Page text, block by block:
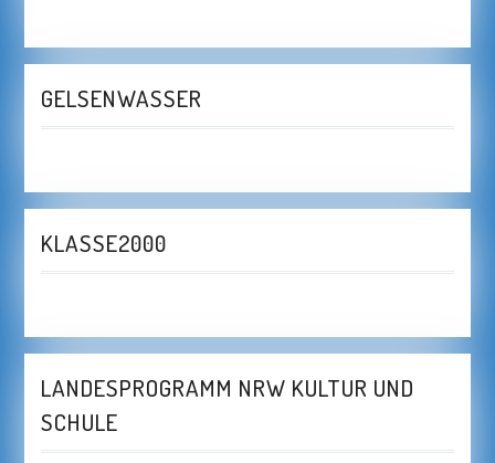
GELSENWASSER
KLASSE2000
LANDESPROGRAMM NRW KULTUR UND
SCHULE